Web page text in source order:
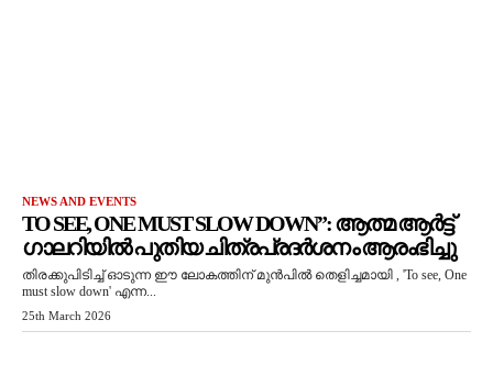
NEWS AND EVENTS
TO SEE, ONE MUST SLOW DOWN”: ആത്മ ആർട്ട്
ഗാലറിയിൽ പുതിയ ചിത്രപ്രദർശനം ആരംഭിച്ചു
തിരക്കുപിടിച്ച് ഓടുന്ന ഈ ലോകത്തിന് മുൻപിൽ തെളിച്ചമായി , 'To see, One
must slow down' എന്ന...
25th March 2026